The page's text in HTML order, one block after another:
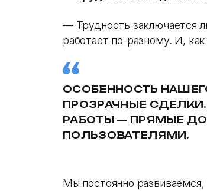
— Трудность заключается
работает по-разному. И,
ОСОБЕННОСТЬ
ПРОЗРАЧНЫЕ
РАБОТЫ — ПРЯМЫЕ
ПОЛЬЗОВАТЕЛЯМИ.
Мы постоянно развиваемся,